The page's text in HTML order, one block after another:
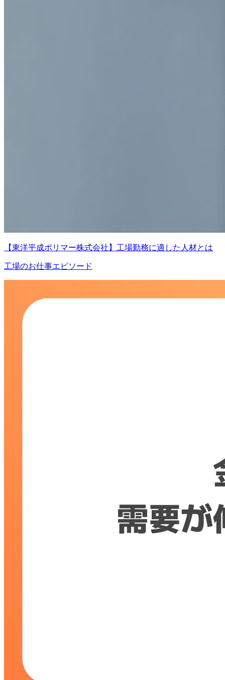
【東洋平成ポリマー株式会社】工場勤務に適した人材とは
工場のお仕事エピソード